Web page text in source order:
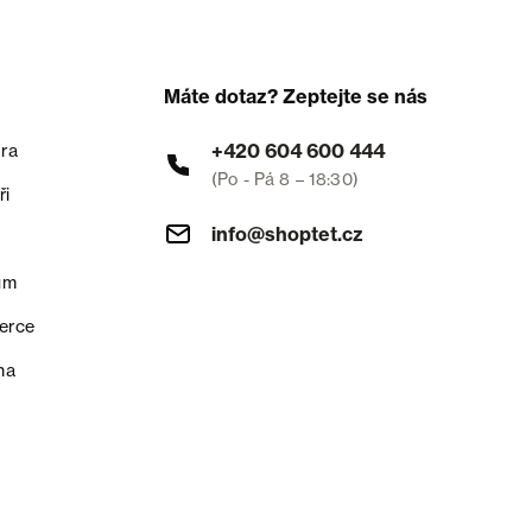
Máte dotaz? Zeptejte se nás
+420 604 600 444
(Po - Pá 8 – 18:30)
info@shoptet.cz